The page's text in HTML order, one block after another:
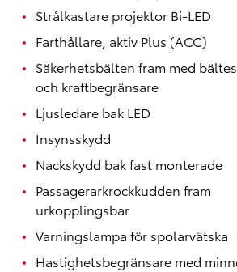
Strålkastare projektor Bi-LED
Farthållare, aktiv Plus (ACC)
Säkerhetsbälten fram med
och kraftbegränsare
Ljusledare bak LED
Insynsskydd
Nackskydd bak fast monterade
Passagerarkrockkudden fram
urkopplingsbar
Varningslampa för spolarvätska
Hastighetsbegränsare med